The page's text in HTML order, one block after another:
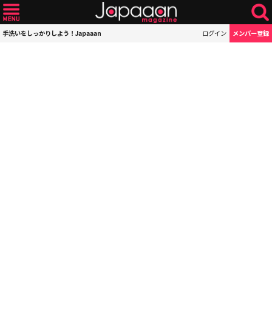
手洗いをしっかりしよう！Japaaan ログイン メンバー登録